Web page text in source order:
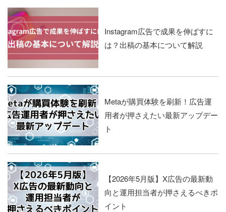
Instagram広告で成果を伸ばすに
は？出稿の基本について解説
Metaが購買体験を刷新！広告運
用者が押さえたい最新アップデー
ト
【2026年5月版】X広告の最新動
向と運用担当者が押さえるべきポ
イント